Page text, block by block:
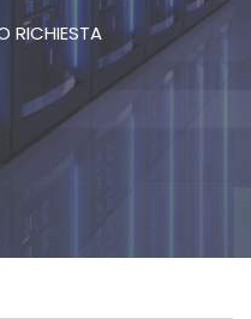
RICHIESTA